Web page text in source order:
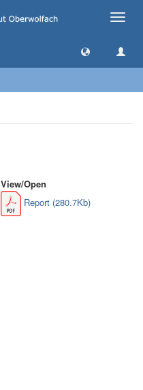
Toggle
View/Open
Report (280.7Kb)